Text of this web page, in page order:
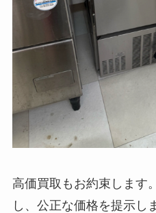
高価買取もお約束します
し、公正な価格を提示し